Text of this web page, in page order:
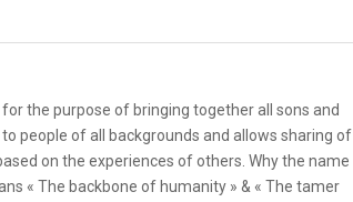
the purpose of bringing together all sons and
people of all backgrounds and allows sharing of
on the experiences of others. Why the name
« The backbone of humanity » & « The tamer